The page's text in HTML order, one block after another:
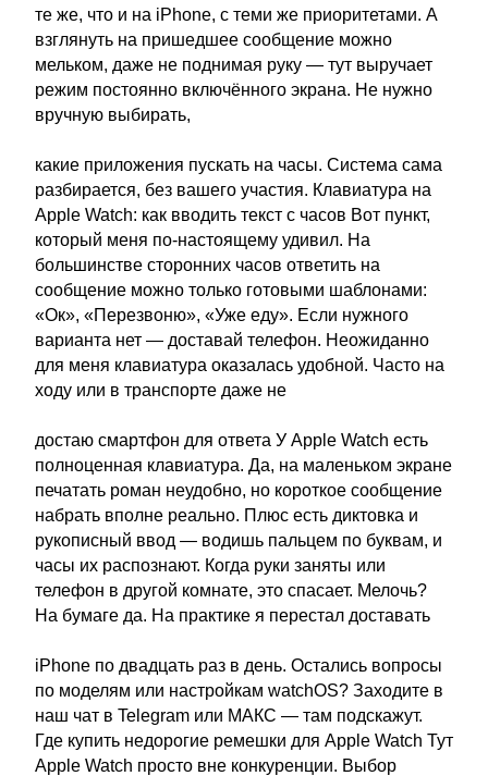
те же, что и на iPhone, с теми же приоритетами. А
взглянуть на пришедшее сообщение можно
мельком, даже не поднимая руку — тут выручает
режим постоянно включённого экрана. Не нужно
вручную выбирать,
какие приложения пускать на часы. Система сама
разбирается, без вашего участия. Клавиатура на
Apple Watch: как вводить текст с часов Вот пункт,
который меня по-настоящему удивил. На
большинстве сторонних часов ответить на
сообщение можно только готовыми шаблонами:
«Ок», «Перезвоню», «Уже еду». Если нужного
варианта нет — доставай телефон. Неожиданно
для меня клавиатура оказалась удобной. Часто на
ходу или в транспорте даже не
достаю смартфон для ответа У Apple Watch есть
полноценная клавиатура. Да, на маленьком экране
печатать роман неудобно, но короткое сообщение
набрать вполне реально. Плюс есть диктовка и
рукописный ввод — водишь пальцем по буквам, и
часы их распознают. Когда руки заняты или
телефон в другой комнате, это спасает. Мелочь?
На бумаге да. На практике я перестал доставать
iPhone по двадцать раз в день. Остались вопросы
по моделям или настройкам watchOS? Заходите в
наш чат в Telegram или МАКС — там подскажут.
Где купить недорогие ремешки для Apple Watch Тут
Apple Watch просто вне конкуренции. Выбор